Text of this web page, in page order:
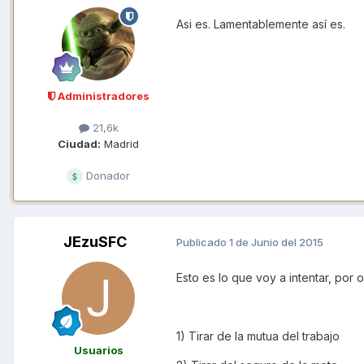
Administradores
21,6k
Ciudad: Madrid
Donador
Asi es. Lamentablemente así es.
JEzuSFC
Usuarios
Publicado 1 de Junio del 2015
Esto es lo que voy a intentar, por
1) Tirar de la mutua del trabajo